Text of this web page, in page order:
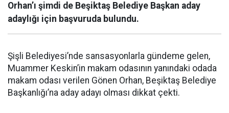
Orhan’ı şimdi de Beşiktaş Belediye Başkan aday
adaylığı için başvuruda bulundu.
Şişli Belediyesi’nde sansasyonlarla gündeme gelen,
Muammer Keskin’in makam odasının yanındaki odada
makam odası verilen Gönen Orhan, Beşiktaş Belediye
Başkanlığı’na aday adayı olması dikkat çekti.